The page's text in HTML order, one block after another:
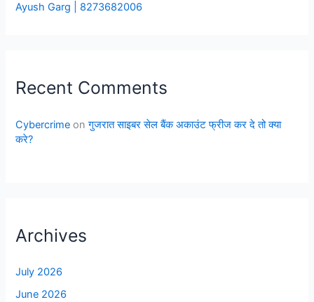
Ayush Garg | 8273682006
Recent Comments
Cybercrime onगुजरात साइबर सेल बैंक अकाउंट फ्रीज कर दे तो क्या
करे?
Archives
July 2026
June 2026